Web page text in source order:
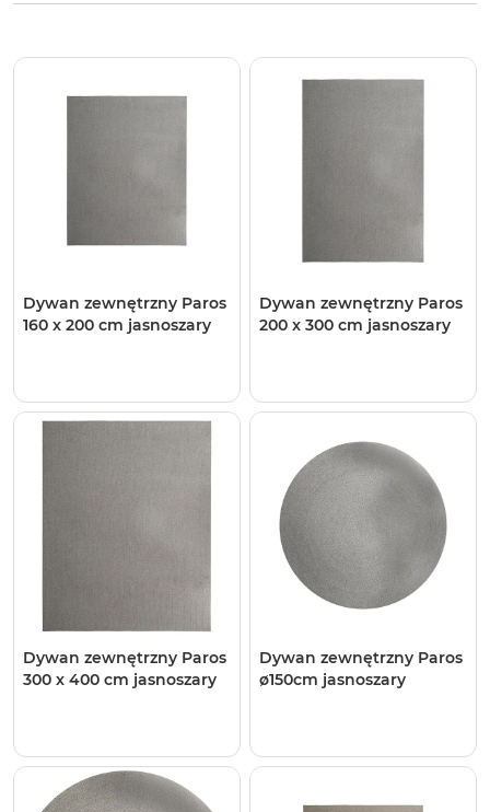
Dywan zewnętrzny Paros
160 x 200 cm jasnoszary
Dywan zewnętrzny Paros
200 x 300 cm jasnoszary
Dywan zewnętrzny Paros
300 x 400 cm jasnoszary
Dywan zewnętrzny Paros
ø150cm jasnoszary